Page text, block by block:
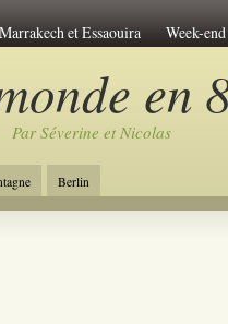
Marrakech et Essaouira
Week-
Chine et Tibet
Le tour de Sicile
Week-end à Bratislava
en
Par Séverine et Nicolas
Berlin